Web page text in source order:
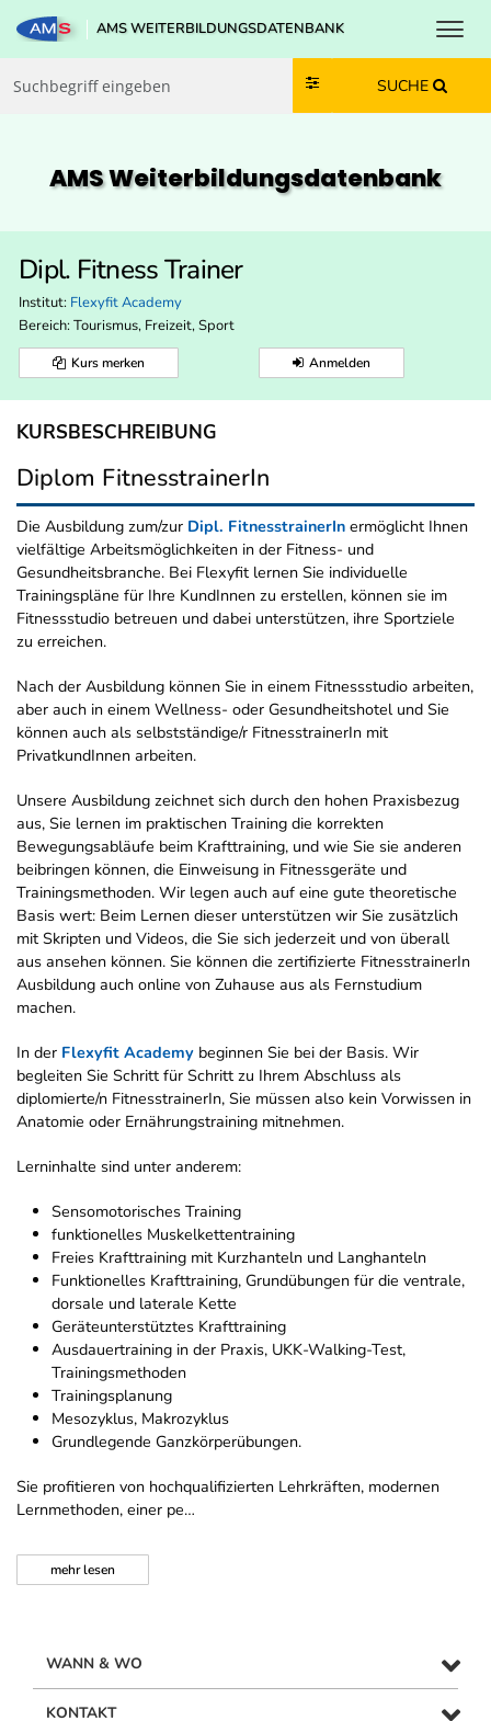
Zum Inhalt springen
Zum Navmenü springen
Zur Suche springen
Zur Footer springen
AMS WEITERBILDUNGSDATENBANK
SUCHE
AMS Weiterbildungs­datenbank
Dipl. Fitness Trainer
Institut: Flexyfit Academy
Bereich: Tourismus, Freizeit, Sport
Kurs merken Anmelden
KURSBESCHREIBUNG
Diplom FitnesstrainerIn
Die Ausbildung zum/zur Dipl. FitnesstrainerIn ermöglicht Ihnen
vielfältige Arbeitsmöglichkeiten in der Fitness- und
Gesundheitsbranche. Bei Flexyfit lernen Sie individuelle
Trainingspläne für Ihre KundInnen zu erstellen, können sie im
Fitnessstudio betreuen und dabei unterstützen, ihre Sportziele
zu erreichen.
Nach der Ausbildung können Sie in einem Fitnessstudio arbeiten,
aber auch in einem Wellness- oder Gesundheitshotel und Sie
können auch als selbstständige/r FitnesstrainerIn mit
PrivatkundInnen arbeiten.
Unsere Ausbildung zeichnet sich durch den hohen Praxisbezug
aus, Sie lernen im praktischen Training die korrekten
Bewegungsabläufe beim Krafttraining, und wie Sie sie anderen
beibringen können, die Einweisung in Fitnessgeräte und
Trainingsmethoden. Wir legen auch auf eine gute theoretische
Basis wert: Beim Lernen dieser unterstützen wir Sie zusätzlich
mit Skripten und Videos, die Sie sich jederzeit und von überall
aus ansehen können. Sie können die zertifizierte FitnesstrainerIn
Ausbildung auch online von Zuhause aus als Fernstudium
machen.
In der Flexyfit Academy beginnen Sie bei der Basis. Wir
begleiten Sie Schritt für Schritt zu Ihrem Abschluss als
diplomierte/n FitnesstrainerIn, Sie müssen also kein Vorwissen in
Anatomie oder Ernährungstraining mitnehmen.
Lerninhalte sind unter anderem:
Sensomotorisches Training
funktionelles Muskelkettentraining
Freies Krafttraining mit Kurzhanteln und Langhanteln
Funktionelles Krafttraining, Grundübungen für die ventrale,
dorsale und laterale Kette
Geräteunterstütztes Krafttraining
Ausdauertraining in der Praxis, UKK-Walking-Test,
Trainingsmethoden
Trainingsplanung
Mesozyklus, Makrozyklus
Grundlegende Ganzkörperübungen.
Sie profitieren von hochqualifizierten Lehrkräften, modernen
Lernmethoden, einer pe…
mehrlesen
WANN & WO
KONTAKT